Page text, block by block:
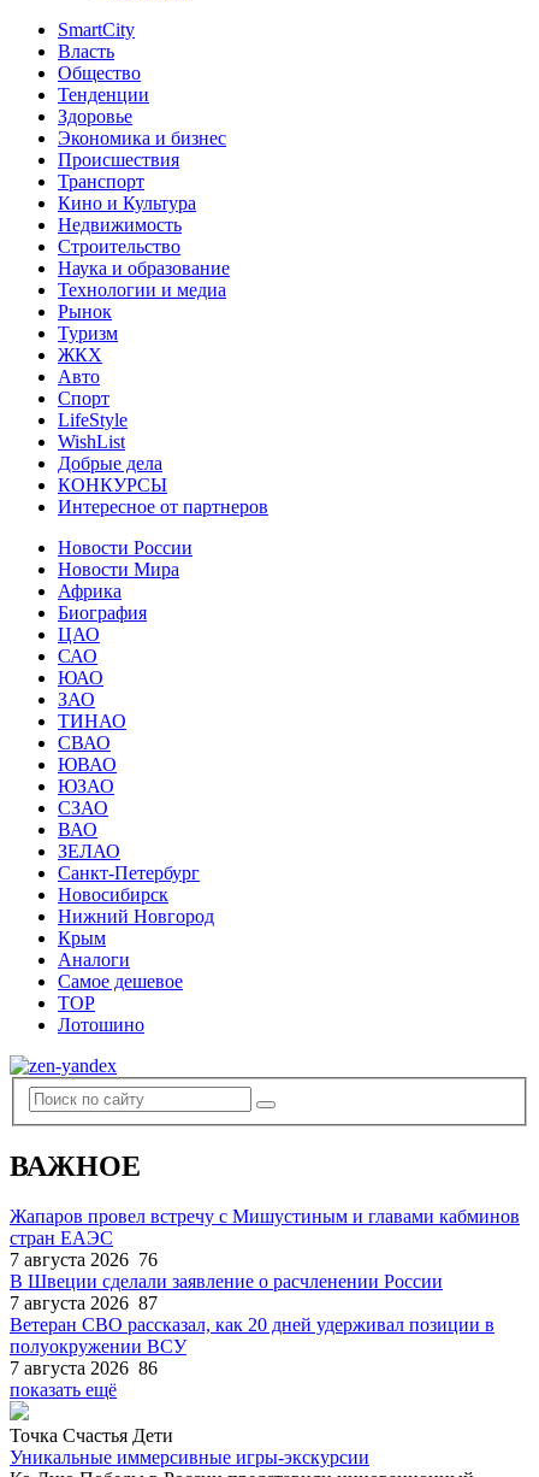
SmartCity
Власть
Общество
Тенденции
Здоровье
Экономика и бизнес
Происшествия
Транспорт
Кино и Культура
Недвижимость
Строительство
Наука и образование
Технологии и медиа
Рынок
Туризм
ЖКХ
Авто
Спорт
LifeStyle
WishList
Добрые дела
КОНКУРСЫ
Интересное от партнеров
Новости России
Новости Мира
Африка
Биография
ЦАО
САО
ЮАО
ЗАО
ТИНАО
СВАО
ЮВАО
ЮЗАО
СЗАО
ВАО
ЗЕЛАО
Санкт-Петербург
Новосибирск
Нижний Новгород
Крым
Аналоги
Самое дешевое
TOP
Лотошино
ВАЖНОЕ
Жапаров провел встречу с Мишустиным и главами кабминов
стран ЕАЭС
7 августа 2026 76
В Швеции сделали заявление о расчленении России
7 августа 2026 87
Ветеран СВО рассказал, как 20 дней удерживал позиции в
полуокружении ВСУ
7 августа 2026 86
показать ещё
Точка Счастья Дети
Уникальные иммерсивные игры-экскурсии